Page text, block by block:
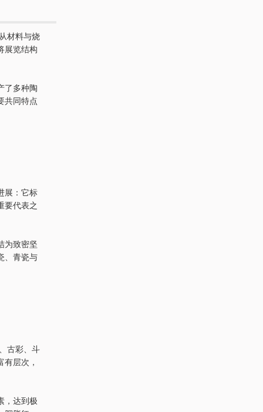
材料与烧
展览结构
了多种陶
共同特点
展：它标
要代表之
为致密坚
、青瓷与
古彩、斗
层次，
，达到极